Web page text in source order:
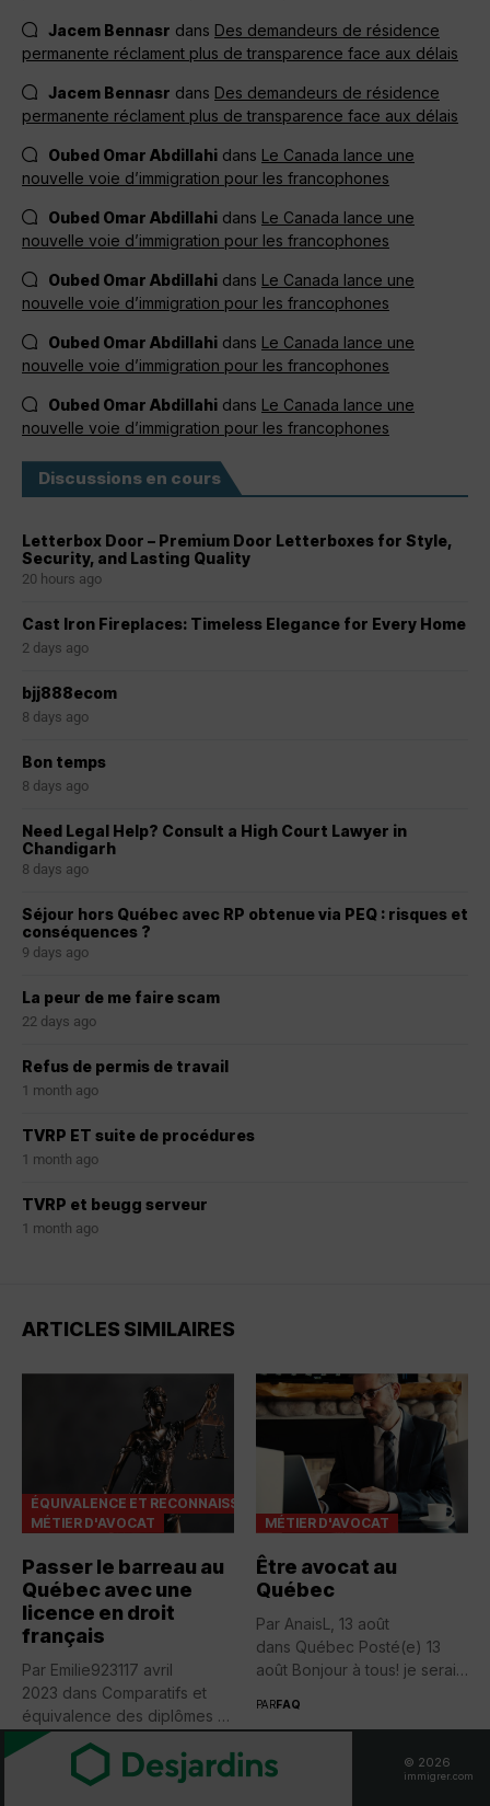
Jacem Bennasr dans Des demandeurs de résidence
permanente réclament plus de transparence face aux délais
Jacem Bennasr dans Des demandeurs de résidence
permanente réclament plus de transparence face aux délais
Oubed Omar Abdillahi dans Le Canada lance une
nouvelle voie d’immigration pour les francophones
Oubed Omar Abdillahi dans Le Canada lance une
nouvelle voie d’immigration pour les francophones
Oubed Omar Abdillahi dans Le Canada lance une
nouvelle voie d’immigration pour les francophones
Oubed Omar Abdillahi dans Le Canada lance une
nouvelle voie d’immigration pour les francophones
Oubed Omar Abdillahi dans Le Canada lance une
nouvelle voie d’immigration pour les francophones
Discussions en cours
Letterbox Door – Premium Door Letterboxes for Style,
Security, and Lasting Quality
20 hours ago
Cast Iron Fireplaces: Timeless Elegance for Every Home
2 days ago
bjj888ecom
8 days ago
Bon temps
8 days ago
Need Legal Help? Consult a High Court Lawyer in
Chandigarh
8 days ago
Séjour hors Québec avec RP obtenue via PEQ : risques et
conséquences ?
9 days ago
La peur de me faire scam
22 days ago
Refus de permis de travail
1 month ago
TVRP ET suite de procédures
1 month ago
TVRP et beugg serveur
1 month ago
ARTICLES SIMILAIRES
ÉQUIVALENCE ET RECONNAISSANCES
MÉTIER D'AVOCAT
Passer le barreau au
Québec avec une
licence en droit
français
Par Emilie923117 avril
2023 dans Comparatifs et
équivalence des diplômes
Recevez infos exclusives
PAR
MÉTIER D'AVOCAT
Être avocat au
Québec
Par AnaisL, 13 août
dans Québec Posté(e) 13
août Bonjour à tous! je serai
PARFAQ
doctorat tunisien en
© 2026
immigrer.com